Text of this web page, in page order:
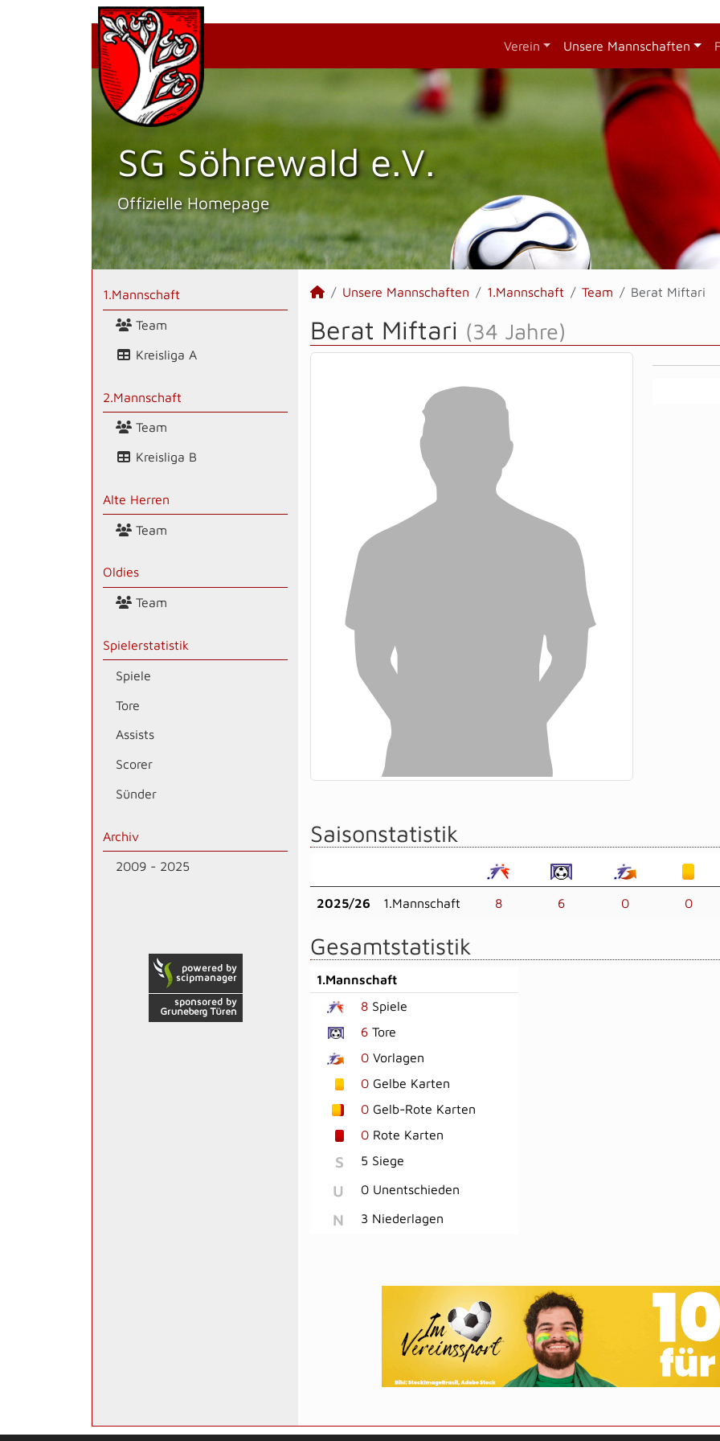
Verein Unsere Mannschaften
SG Söhrewald e.V.
Offizielle Homepage
1.Mannschaft
Team
Kreisliga A
2.Mannschaft
Team
Kreisliga B
Alte Herren
Team
Oldies
Team
Spielerstatistik
Spiele
Tore
Assists
Scorer
Sünder
Archiv
2009 - 2025
Unsere Mannschaften 1.Mannschaft Team Berat Miftari
Berat Miftari (34 Jahre)
Saisonstatistik
2025/26 1.Mannschaft 8 6 0 0
Gesamtstatistik
1.Mannschaft
8 Spiele
6 Tore
0 Vorlagen
0 Gelbe Karten
0 Gelb-Rote Karten
0 Rote Karten
S 5 Siege
U 0 Unentschieden
N 3 Niederlagen